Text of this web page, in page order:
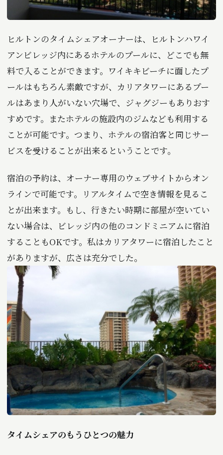
ヒルトンのタイムシェアオーナーは、ヒルトンハワイ
アンビレッジ内にあるホテルのプールに、どこでも無
料で入ることができます。ワイキキビーチに面したプ
ールはもちろん素敵ですが、カリアタワーにあるプー
ルはあまり人がいない穴場で、ジャグジーもありおす
すめです。またホテルの施設内のジムなども利用する
ことが可能です。つまり、ホテルの宿泊客と同じサー
ビスを受けることが出来るということです。
宿泊の予約は、オーナー専用のウェブサイトからオン
ラインで可能です。リアルタイムで空き情報を見るこ
とが出来ます。もし、行きたい時期に部屋が空いてい
ない場合は、ビレッジ内の他のコンドミニアムに宿泊
することもOKです。私はカリアタワーに宿泊したこと
がありますが、広さは充分でした。
タイムシェアのもうひとつの魅力